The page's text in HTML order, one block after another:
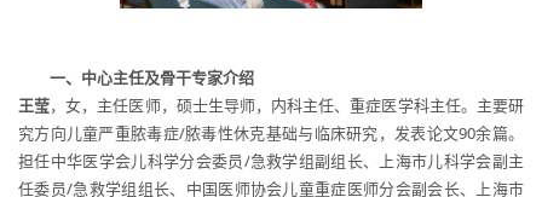
一、中心主任及骨干专家介绍
王莹，女，主任医师，硕士生导师，内科主任、重症医学科主任。主要研
究方向儿童严重脓毒症/脓毒性休克基础与临床研究，发表论文90余篇。
担任中华医学会儿科学分会委员/急救学组副组长、上海市儿科学会副主
任委员/急救学组组长、中国医师协会儿童重症医师分会副会长、上海市